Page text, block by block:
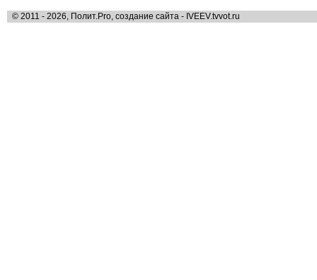
© 2011 - 2026, Полит.Pro, создание сайта - IVEEV.tvvot.ru